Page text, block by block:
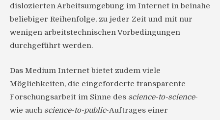
dislozierten Arbeitsumgebung im Internet in beinahe
beliebiger Reihenfolge, zu jeder Zeit und mit nur
wenigen arbeitstechnischen Vorbedingungen
durchgeführt werden.
Das Medium Internet bietet zudem viele
Möglichkeiten, die eingeforderte transparente
Forschungsarbeit im Sinne des science-to-science-
wie auch science-to-public-Auftrages einer